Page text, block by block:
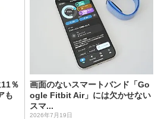
％
も
画面のないスマートバンド「Go
ogle Fitbit Air」には欠かせない
スマ...
2026年7月19日